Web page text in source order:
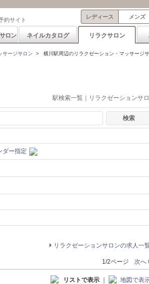
約サイト レディース メンズ
ロン ネイルカタログ リラクサロン
サージサロン > 横川駅周辺のリラクゼーション・マッサージ
駅検索一覧｜リラクゼーションサ
ダー指定
リラクゼーションサロンの求人一
1/2ページ 次へ
リストで表示 ｜ 地図で表